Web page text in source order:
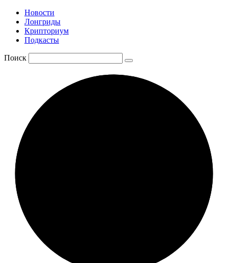
Новости
Лонгриды
Крипториум
Подкасты
Поиск